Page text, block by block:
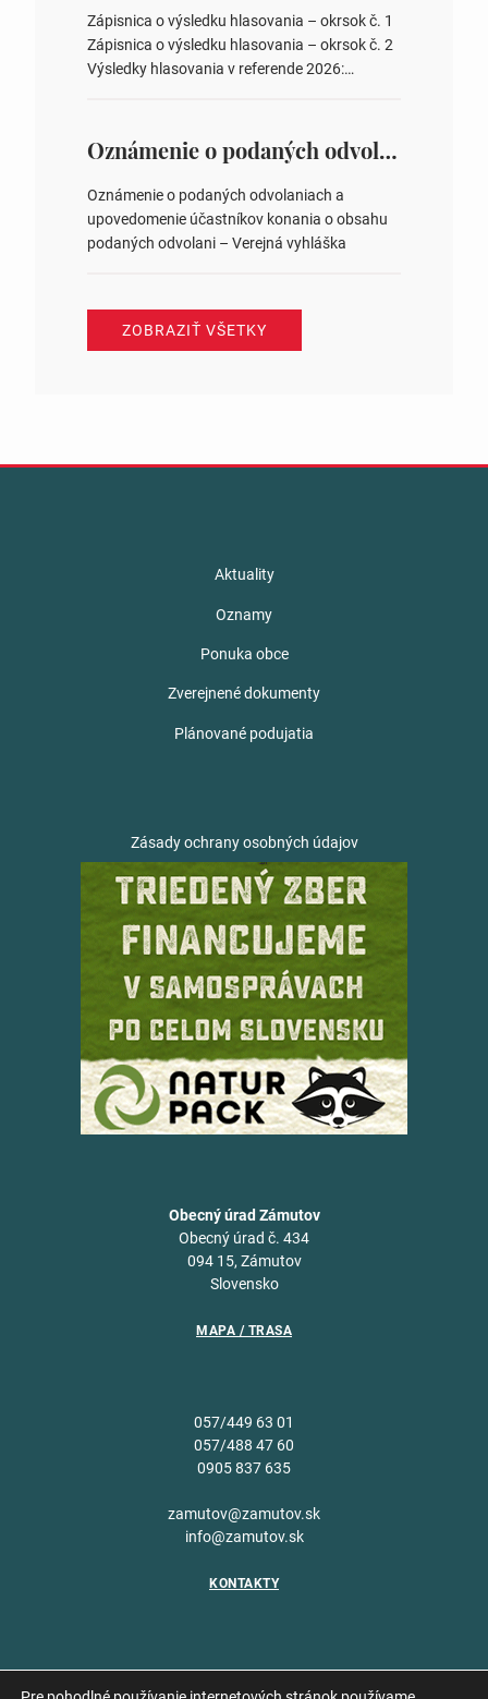
zastupiteľstiev, počtu poslancov obecných
zastupiteľstiev v nich 4. Schválenie odpredaja
obecného pozemku –…
Zápisnica o výsledku hlasovania – okrsok č. 1
Zápisnica o výsledku hlasovania – okrsok č. 2
Výsledky hlasovania v referende 2026:
ysledky.html
Oznámenie o podaných odvolaniach a upovedomenie účastníkov konania o obsahu podaných odvolani – Verejná vyhláška
Oznámenie o podaných odvolaniach a
upovedomenie účastníkov konania o obsahu
podaných odvolani – Verejná vyhláška
ZOBRAZIŤ VŠETKY
Aktuality
Oznamy
Ponuka obce
Zverejnené dokumenty
Plánované podujatia
Zásady ochrany osobných údajov
Obecný úrad Zámutov
Obecný úrad č. 434
094 15, Zámutov
Slovensko
MAPA / TRASA
057/449 63 01
057/488 47 60
0905 837 635
zamutov@zamutov.sk
info@zamutov.sk
KONTAKTY